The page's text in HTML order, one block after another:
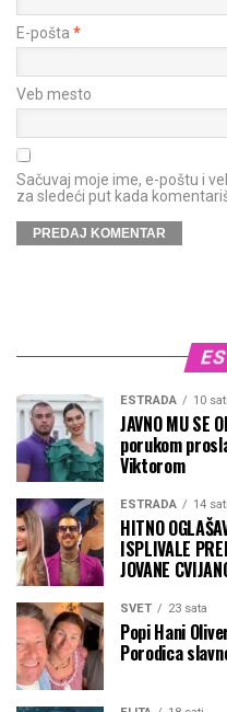
E-pošta *
Veb mesto
Sačuvaj moje ime, e-poštu i
za sledeći put kada
ESTRADA 10 sati
JAVNO MU SE
porukom
Viktorom
ESTRADA 14 sati
HITNO
ISPLIVALE
JOVANE
SVET 23 sata
Popi Hani
Porodica